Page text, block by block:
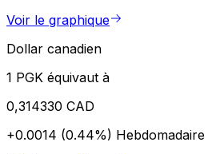
Voir le graphique
Dollar canadien
1 PGK équivaut à
0,314330 CAD
+0.0014 (0.44%) Hebdomadaire